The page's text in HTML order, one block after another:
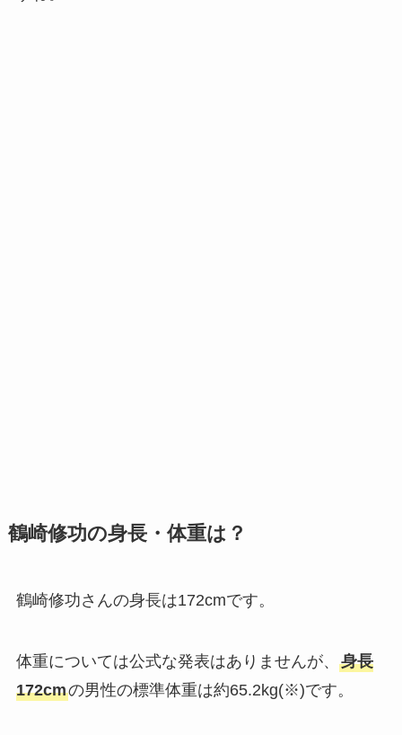
鶴崎修功の身長・体重は？
鶴崎修功さんの身長は172cmです。
体重については公式な発表はありませんが、 身長
172cmの男性の標準体重は約65.2kg(※)です。